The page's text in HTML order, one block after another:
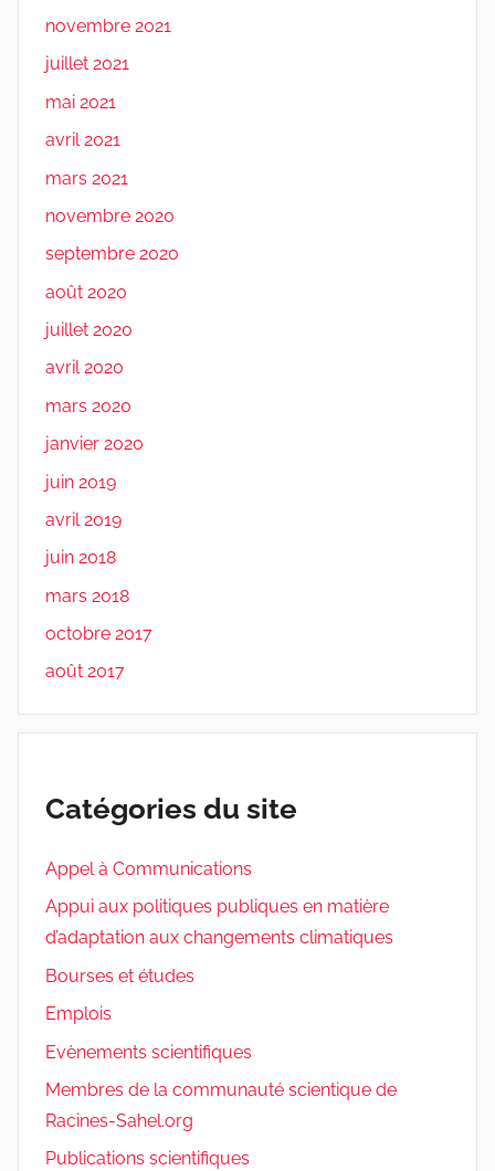
novembre 2021
juillet 2021
mai 2021
avril 2021
mars 2021
novembre 2020
septembre 2020
août 2020
juillet 2020
avril 2020
mars 2020
janvier 2020
juin 2019
avril 2019
juin 2018
mars 2018
octobre 2017
août 2017
Catégories du site
Appel à Communications
Appui aux politiques publiques en matière
d’adaptation aux changements climatiques
Bourses et études
Emplois
Evènements scientifiques
Membres de la communauté scientique de
Racines-Sahel.org
Publications scientifiques